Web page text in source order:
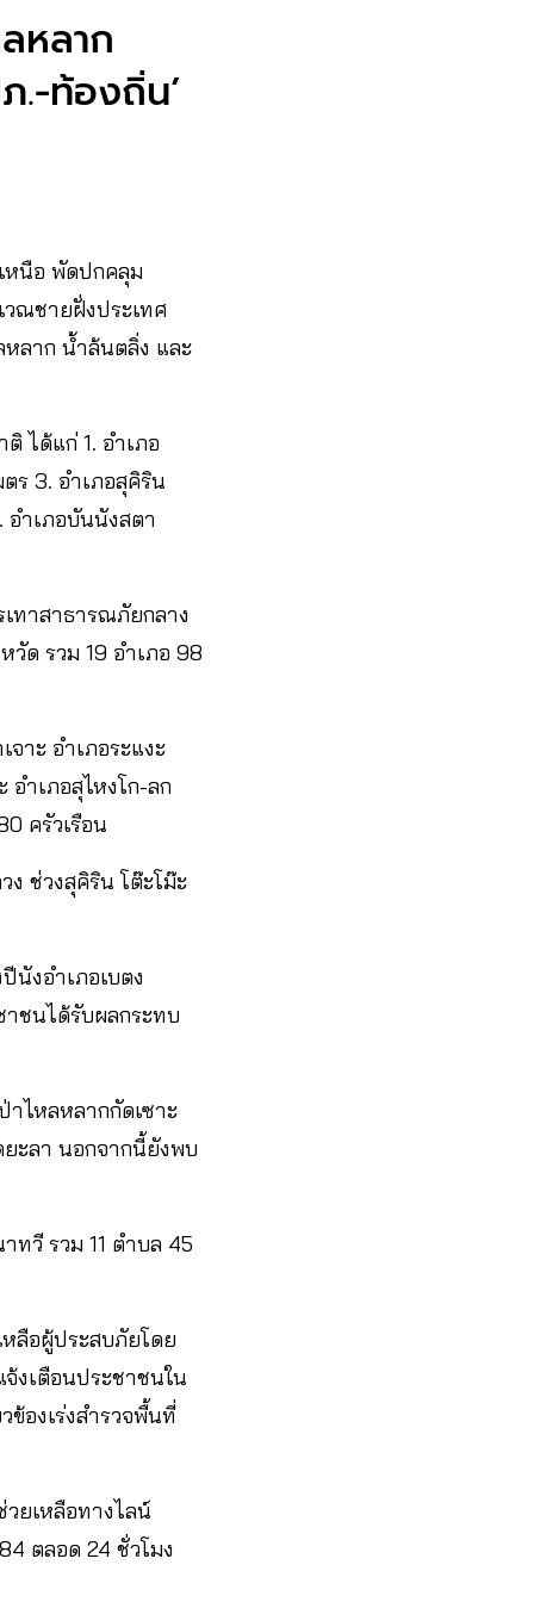
หลาก
.-ท้องถิ่น’
หนือ พัดปกคลุม
ณชายฝั่งประเทศ
ลาก น้ำล้นตลิ่ง และ
ได้แก่ 1. อำเภอ
ร 3. อำเภอสุคิริน
อำเภอบันนังสตา
ทาสาธารณภัยกลาง
ด รวม 19 อำเภอ 98
าะ อำเภอระแงะ
อำเภอสุไหงโก-ลก
ครัวเรือน
ช่วงสุคิริน โต๊ะโม๊ะ
นังอำเภอเบตง
าชนได้รับผลกระทบ
ไหลหลากกัดเซาะ
ะลา นอกจากนี้ยังพบ
ทวี รวม 11 ตำบล 45
ลือผู้ประสบภัยโดย
งเตือนประชาชนใน
องเร่งสำรวจพื้นที่
ยเหลือทางไลน์
ตลอด 24 ชั่วโมง